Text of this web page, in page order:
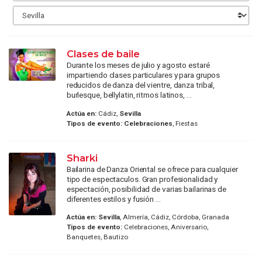
Clases de baile
Durante los meses de julio y agosto estaré
impartiendo clases particulares y para grupos
reducidos de danza del vientre, danza tribal,
burlesque, bellylatin, ritmos latinos, ...
Actúa en:Cádiz, Sevilla
Tipos de evento: Celebraciones, Fiestas
Sharki
Bailarina de Danza Oriental se ofrece para cualquier
tipo de espectaculos. Gran profesionalidad y
espectación, posibilidad de varias bailarinas de
diferentes estilos y fusión ...
Actúa en: Sevilla, Almería, Cádiz, Córdoba, Granada
Tipos de evento:Celebraciones, Aniversario,
Banquetes, Bautizo